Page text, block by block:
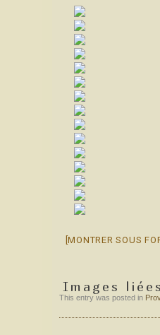
[MONTRER SOUS
Images
This entry was posted in